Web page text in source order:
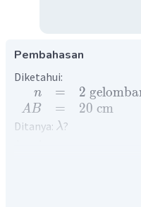
Pembahasan
Diketahui:
n
AB
=
=
2
20 cm
Ditanya: λ?
Satuannya meter dan
).